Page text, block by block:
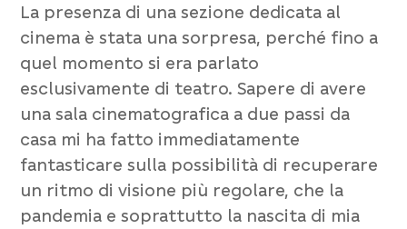
La presenza di una sezione dedicata al
cinema è stata una sorpresa, perché fino a
quel momento si era parlato
esclusivamente di teatro. Sapere di avere
una sala cinematografica a due passi da
casa mi ha fatto immediatamente
fantasticare sulla possibilità di recuperare
un ritmo di visione più regolare, che la
pandemia e soprattutto la nascita di mia